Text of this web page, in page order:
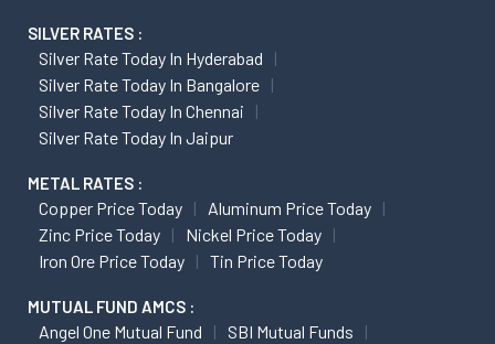
SILVER RATES :
Silver Rate Today In Hyderabad
Silver Rate Today In Bangalore
Silver Rate Today In Chennai
Silver Rate Today In Jaipur
METAL RATES :
Copper Price Today
Aluminum Price Today
Zinc Price Today
Nickel Price Today
Iron Ore Price Today
Tin Price Today
MUTUAL FUND AMCS :
Angel One Mutual Fund
SBI Mutual Funds